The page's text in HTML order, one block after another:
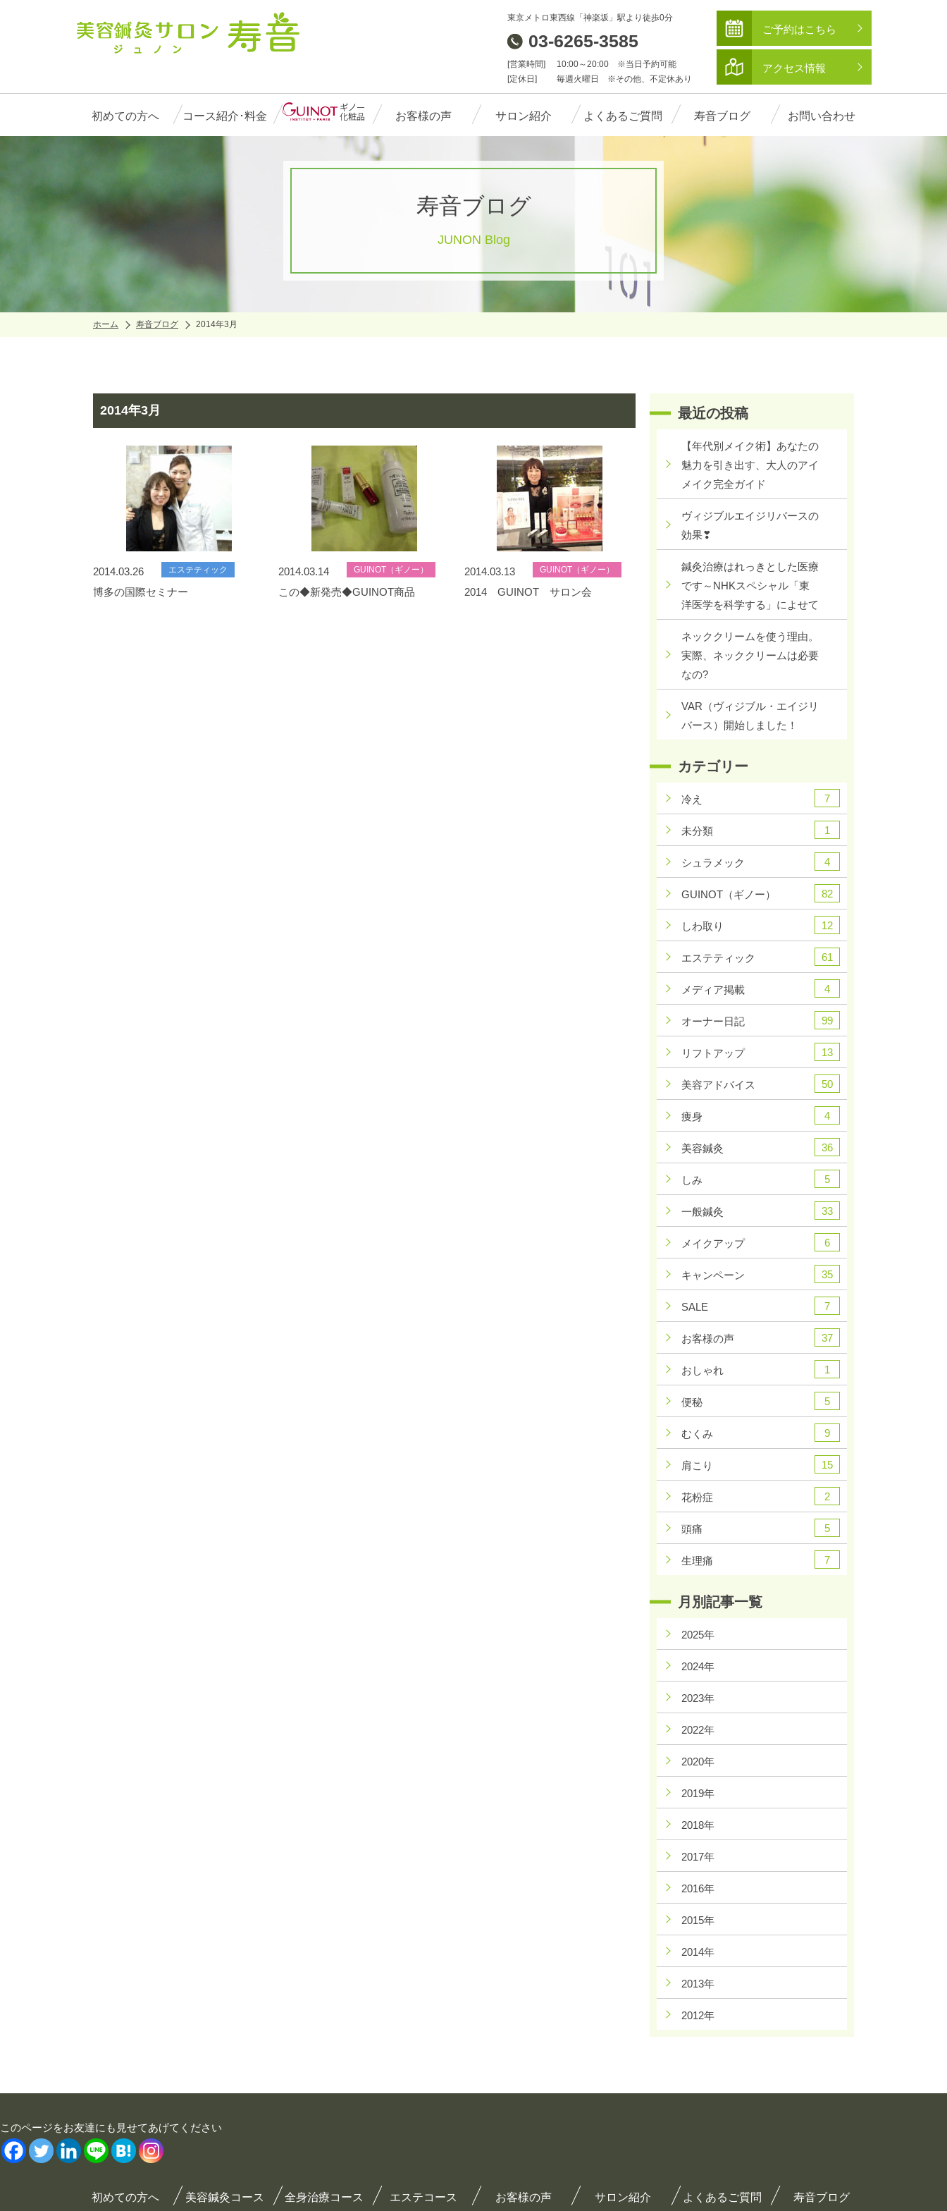
東京メトロ東西線「神楽坂」駅より徒歩0分
03-6265-3585
[営業時間]
10:00～20:00 ※当日予約可能
[定休日]
毎週火曜日 ※その他、不定休あり
ご予約はこちら
アクセス情報
初めての方へ コース紹介･料金 お客様の声 サロン紹介 よくあるご質問 寿音ブログ お問い合わせ
寿音ブログ
JUNON Blog
ホーム 寿音ブログ 2014年3月
2014年3月
2014.03.26 エステティック
博多の国際セミナー
2014.03.14 GUINOT（ギノー）
この◆新発売◆GUINOT商品
2014.03.13 GUINOT（ギノー）
2014 GUINOT サロン会
最近の投稿
【年代別メイク術】あなたの
魅力を引き出す、大人のアイ
メイク完全ガイド
ヴィジブルエイジリバースの
効果❣
鍼灸治療はれっきとした医療
です～NHKスペシャル「東
洋医学を科学する」によせて
ネッククリームを使う理由。
実際、ネッククリームは必要
なの?
VAR（ヴィジブル・エイジリ
バース）開始しました！
カテゴリー
冷え 7
未分類 1
シュラメック 4
GUINOT（ギノー） 82
しわ取り 12
エステティック 61
メディア掲載 4
オーナー日記 99
リフトアップ 13
美容アドバイス 50
痩身 4
美容鍼灸 36
しみ 5
一般鍼灸 33
メイクアップ 6
キャンペーン 35
SALE 7
お客様の声 37
おしゃれ 1
便秘 5
むくみ 9
肩こり 15
花粉症 2
頭痛 5
生理痛 7
月別記事一覧
2025年
2024年
2023年
2022年
2020年
2019年
2018年
2017年
2016年
2015年
2014年
2013年
2012年
このページをお友達にも見せてあげてください
初めての方へ 美容鍼灸コース 全身治療コース エステコース お客様の声 サロン紹介 よくあるご質問 寿音ブログ